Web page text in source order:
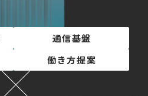
通信基盤
働き方提案